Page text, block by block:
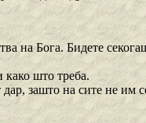
на Бога. Бидете
како што треба.
дар, зашто на сите не